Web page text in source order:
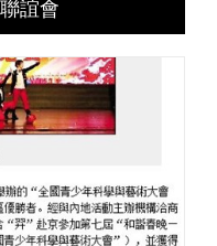
誼會